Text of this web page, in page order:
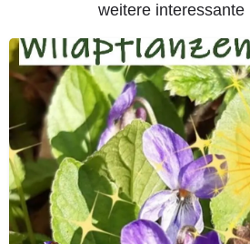
weitere interessante